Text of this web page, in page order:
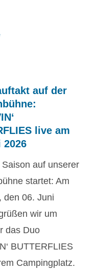
auf der
live am
2026
auf unserer
startet: Am
den 06. Juni
wir um
das Duo
BUTTERFLIES
Campingplatz.